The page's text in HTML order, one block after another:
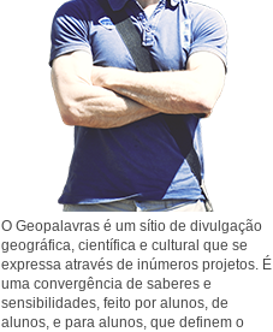
O Geopalavras é um sítio de divulgação
geográfica, científica e cultural que se
expressa através de inúmeros projetos. É
uma convergência de saberes e
sensibilidades, feito por alunos, de
alunos, e para alunos, que definem o